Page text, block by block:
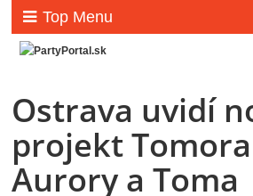
Top Menu
Ostrava uvidí
projekt
Aurory a Toma